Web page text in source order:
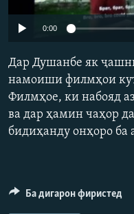
ГУЗОРИШҲОИ РАДИОӢ
Русский
ПАЙГИРӢ КУНЕД
0:00
Дар Душанбе як
намоиши филмҳои
Филмҳое, ки набояд
ва дар ҳамин чаҳор
бидиҳанду онҳоро
Ба дигарон фиристед